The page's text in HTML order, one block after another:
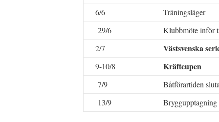
6/6
Träningsläger
29/6
Klubbmöte inför
2/7
Västsvenska
9-10/8 Kräftcupen
7/9
Båtförartiden
13/9
Bryggupptagning